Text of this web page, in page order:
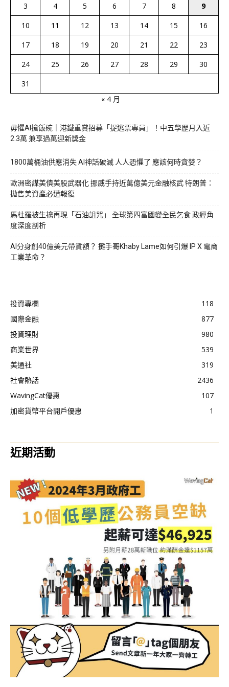
3
4 5 6 7 8
9
10
11 12 13 14 15
16
17
18 19 20 21 22
23
24
25 26 27 28 29
30
31
« 4 月
毋懼AI搶飯碗｜港鐵重賞招募「捉逃票專員」！中五學歷月入近
2.3萬 兼享過萬迎新獎金
1800萬桶油供應消失 AI神話破滅 人人恐懼了 應該何時貪婪？
歐洲密謀美債美股武器化 挪威手持近萬億美元金融核武 特朗普：
拋售美資產必遭報復
馬杜羅被生擒再現「石油詛咒」 全球第四富國變全民乞食 政經角
度深度剖析
AI分身創40億美元帶貨額？ 攤手哥Khaby Lame如何引爆 IP X 電商
工業革命？
投資專欄
118
國際金融
877
投資理財
980
商業世界
539
美通社
319
社會熱話
2436
WavingCat優惠
107
加密貨幣平台開戶優惠
1
近期活動